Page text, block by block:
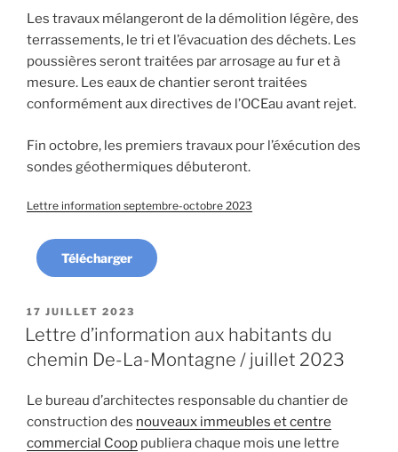
Les travaux mélangeront de la démolition légère, des
terrassements, le tri et l’évacuation des déchets. Les
poussières seront traitées par arrosage au fur et à
mesure. Les eaux de chantier seront traitées
conformément aux directives de l’OCEau avant rejet.
Fin octobre, les premiers travaux pour l’éxécution des
sondes géothermiques débuteront.
Lettre information septembre-octobre 2023
Télécharger
PUBLIÉ
LE
17 JUILLET 2023
Lettre d’information aux habitants du
chemin De-La-Montagne / juillet 2023
Le bureau d’architectes responsable du chantier de
construction des nouveaux immeubles et centre
commercial Coop publiera chaque mois une lettre